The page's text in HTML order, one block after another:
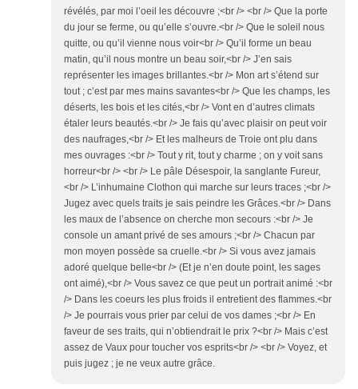
révélés, par moi l’oeil les découvre ;<br /> <br /> Que la porte
du jour se ferme, ou qu’elle s’ouvre.<br /> Que le soleil nous
quitte, ou qu’il vienne nous voir<br /> Qu’il forme un beau
matin, qu’il nous montre un beau soir,<br /> J’en sais
représenter les images brillantes.<br /> Mon art s’étend sur
tout ; c’est par mes mains savantes<br /> Que les champs, les
déserts, les bois et les cités,<br /> Vont en d’autres climats
étaler leurs beautés.<br /> Je fais qu’avec plaisir on peut voir
des naufrages,<br /> Et les malheurs de Troie ont plu dans
mes ouvrages :<br /> Tout y rit, tout y charme ; on y voit sans
horreur<br /> <br /> Le pâle Désespoir, la sanglante Fureur,
<br /> L’inhumaine Clothon qui marche sur leurs traces ;<br />
Jugez avec quels traits je sais peindre les Grâces.<br /> Dans
les maux de l’absence on cherche mon secours :<br /> Je
console un amant privé de ses amours ;<br /> Chacun par
mon moyen possède sa cruelle.<br /> Si vous avez jamais
adoré quelque belle<br /> (Et je n’en doute point, les sages
ont aimé),<br /> Vous savez ce que peut un portrait animé :<br
/> Dans les coeurs les plus froids il entretient des flammes.<br
/> Je pourrais vous prier par celui de vos dames ;<br /> En
faveur de ses traits, qui n’obtiendrait le prix ?<br /> Mais c’est
assez de Vaux pour toucher vos esprits<br /> <br /> Voyez, et
puis jugez ; je ne veux autre grâce.